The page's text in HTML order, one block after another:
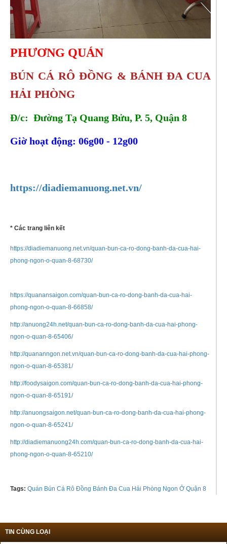
PHƯƠNG QUÁN
BÚN CÁ RÔ ĐỒNG & BÁNH ĐA CUA
HẢI PHÒNG
Đ/c: Đường Tạ Quang Bửu, P. 5, Quận 8
Giờ hoạt động: 06g00 - 12g00
https://diadiemanuong.net.vn/
* Các trang liên kết
https://diadiemanuong.net.vn/quan-bun-ca-ro-dong-banh-da-cua-hai-
phong-ngon-o-quan-8-68730/
https://quanansaigon.com/quan-bun-ca-ro-dong-banh-da-cua-hai-
phong-ngon-o-quan-8-66858/
http://anuong24h.net/quan-bun-ca-ro-dong-banh-da-cua-hai-phong-
ngon-o-quan-8-65406/
http://quananngon.net.vn/quan-bun-ca-ro-dong-banh-da-cua-hai-phong-
ngon-o-quan-8-65381/
http://foodysaigon.com/quan-bun-ca-ro-dong-banh-da-cua-hai-phong-
ngon-o-quan-8-65191/
http://anuongsaigon.net/quan-bun-ca-ro-dong-banh-da-cua-hai-phong-
ngon-o-quan-8-65241/
http://diadiemanuong24h.com/quan-bun-ca-ro-dong-banh-da-cua-hai-
phong-ngon-o-quan-8-65210/
Tags: Quán Bún Cá Rô Đồng Bánh Đa Cua Hải Phòng Ngon Ở Quận 8
TIN CÙNG LOẠI